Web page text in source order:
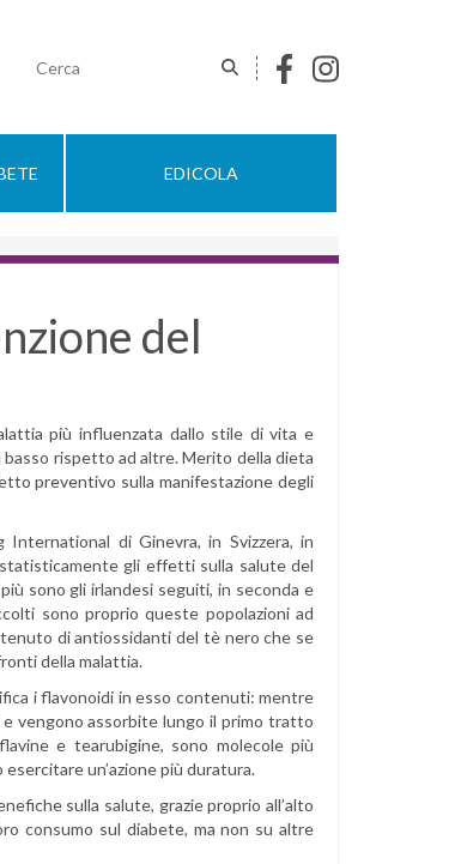
EDICOLA
del
più influenzata dallo stile di vita e
basso rispetto ad altre. Merito della dieta
preventivo sulla manifestazione degli
di Ginevra, in Svizzera, in
gli effetti sulla salute del
sono gli irlandesi seguiti, in seconda e
sono proprio queste popolazioni ad
di antiossidanti del tè nero che se
della malattia.
i flavonoidi in esso contenuti: mentre
vengono assorbite lungo il primo tratto
e tearubigine, sono molecole più
un’azione più duratura.
sulla salute, grazie proprio all’alto
consumo sul diabete, ma non su altre